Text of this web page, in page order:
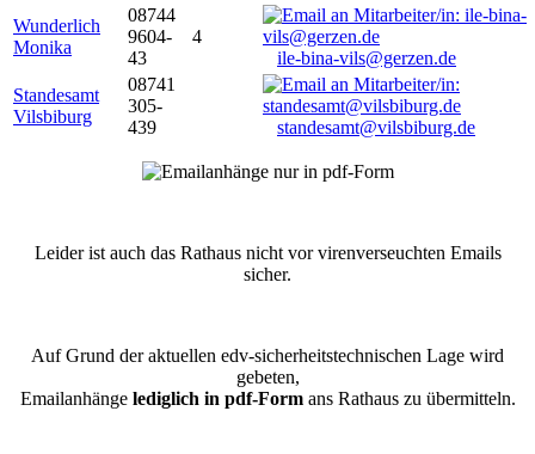
Wunderlich
Monika
08744
9604-
43
4
ile-bina-vils@gerzen.de
Standesamt
Vilsbiburg
08741
305-
439
standesamt@vilsbiburg.de
Leider ist auch das Rathaus nicht vor virenverseuchten Emails
sicher.
Auf Grund der aktuellen edv-sicherheitstechnischen Lage wird
gebeten,
Emailanhänge lediglich in pdf-Formans Rathaus zu übermitteln.